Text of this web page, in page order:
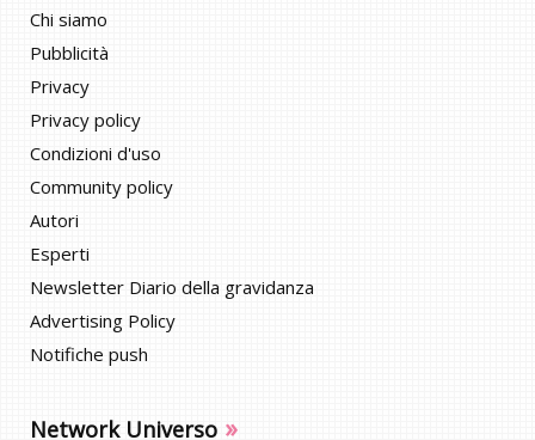
Chi siamo
Pubblicità
Privacy
Privacy policy
Condizioni d'uso
Community policy
Autori
Esperti
Newsletter Diario della gravidanza
Advertising Policy
Notifiche push
Network Universo »